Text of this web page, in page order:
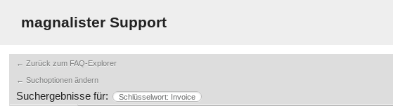
magnalister Support
← Zurück zum FAQ-Explorer
← Suchoptionen ändern
Suchergebnisse für:
Schlüsselwort: Invoice